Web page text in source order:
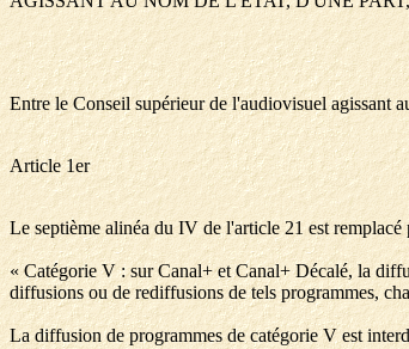
Entre le Conseil supérieur de l'audiovisuel agissant
Article 1er
Le septième alinéa du IV de l'article 21 est remplacé
« Catégorie V : sur Canal+ et Canal+ Décalé, la
diffusions ou de rediffusions de tels programmes,
La diffusion de programmes de catégorie V est